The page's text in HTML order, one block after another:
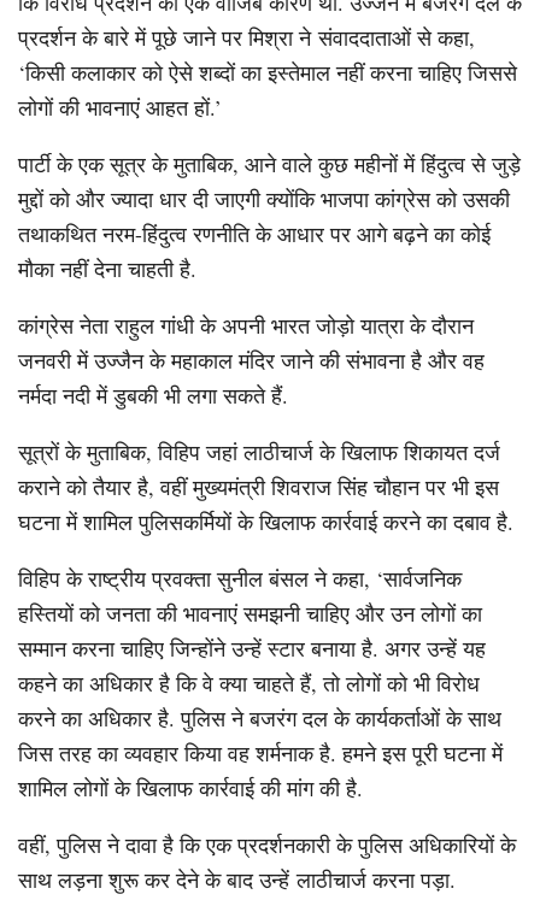
प्रदर्शन के बारे में पूछे जाने पर मिश्रा ने संवाददाताओं से कहा,
‘किसी कलाकार को ऐसे शब्दों का इस्तेमाल नहीं करना चाहिए जिससे
लोगों की भावनाएं आहत हों.’
पार्टी के एक सूत्र के मुताबिक, आने वाले कुछ महीनों में हिंदुत्व से जुड़े
मुद्दों को और ज्यादा धार दी जाएगी क्योंकि भाजपा कांग्रेस को उसकी
तथाकथित नरम-हिंदुत्व रणनीति के आधार पर आगे बढ़ने का कोई
मौका नहीं देना चाहती है.
कांग्रेस नेता राहुल गांधी के अपनी भारत जोड़ो यात्रा के दौरान
जनवरी में उज्जैन के महाकाल मंदिर जाने की संभावना है और वह
नर्मदा नदी में डुबकी भी लगा सकते हैं.
सूत्रों के मुताबिक, विहिप जहां लाठीचार्ज के खिलाफ शिकायत दर्ज
कराने को तैयार है, वहीं मुख्यमंत्री शिवराज सिंह चौहान पर भी इस
घटना में शामिल पुलिसकर्मियों के खिलाफ कार्रवाई करने का दबाव है.
विहिप के राष्ट्रीय प्रवक्ता सुनील बंसल ने कहा, ‘सार्वजनिक
हस्तियों को जनता की भावनाएं समझनी चाहिए और उन लोगों का
सम्मान करना चाहिए जिन्होंने उन्हें स्टार बनाया है. अगर उन्हें यह
कहने का अधिकार है कि वे क्या चाहते हैं, तो लोगों को भी विरोध
करने का अधिकार है. पुलिस ने बजरंग दल के कार्यकर्ताओं के साथ
जिस तरह का व्यवहार किया वह शर्मनाक है. हमने इस पूरी घटना में
शामिल लोगों के खिलाफ कार्रवाई की मांग की है.
वहीं, पुलिस ने दावा है कि एक प्रदर्शनकारी के पुलिस अधिकारियों के
साथ लड़ना शुरू कर देने के बाद उन्हें लाठीचार्ज करना पड़ा.